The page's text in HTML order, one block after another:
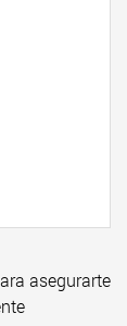
asegurarte